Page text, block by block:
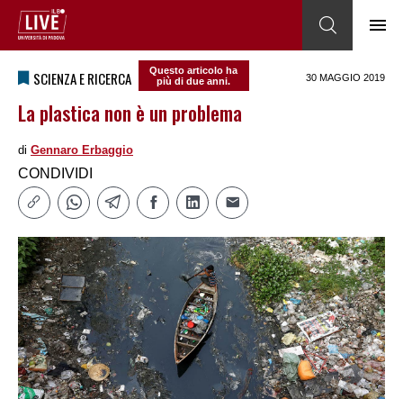
SCIENZA E RICERCA
Questo articolo ha
più di due anni.
30 MAGGIO 2019
La plastica non è un problema
di Gennaro Erbaggio
CONDIVIDI